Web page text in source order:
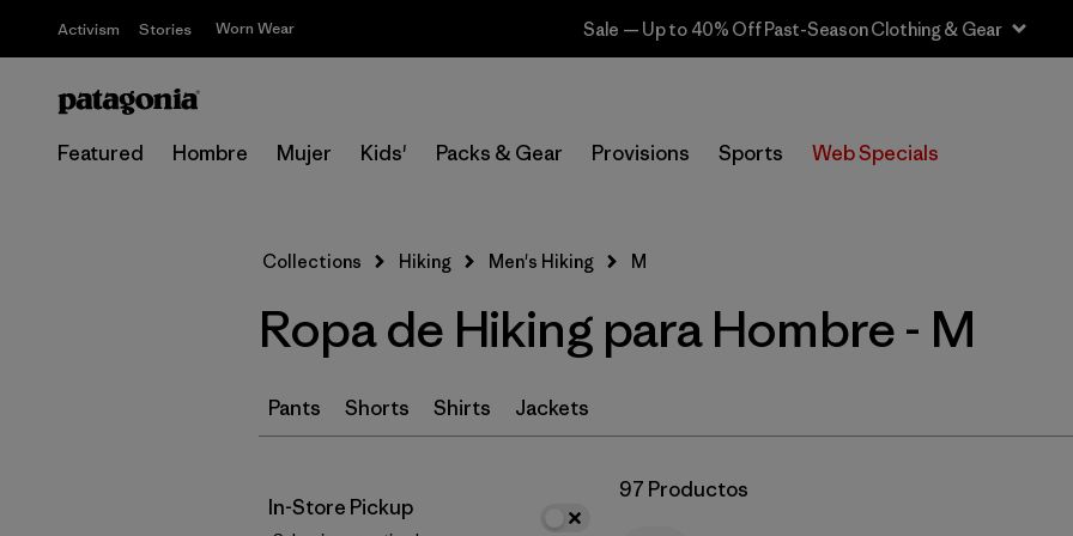
Activism Stories Worn Wear Sale — Up to 40% Off Past-Season Clothing & Gear
Featured Hombre Mujer Kids' Packs & Gear Provisions Sports Web Specials
Selecciona una tienda
Filtrar por
Price
Filtrar por
Fit
Filtrar por
Color
Collections Hiking Men's Hiking M
Ropa de Hiking para Hombre - M
Pants Shorts Shirts Jackets
In-Store Pickup
97 Productos